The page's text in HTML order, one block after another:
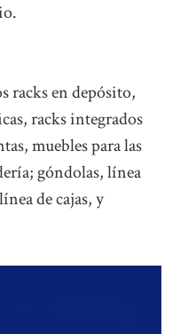
racks en depósito,
racks integrados
muebles para las
góndolas, línea
de cajas, y